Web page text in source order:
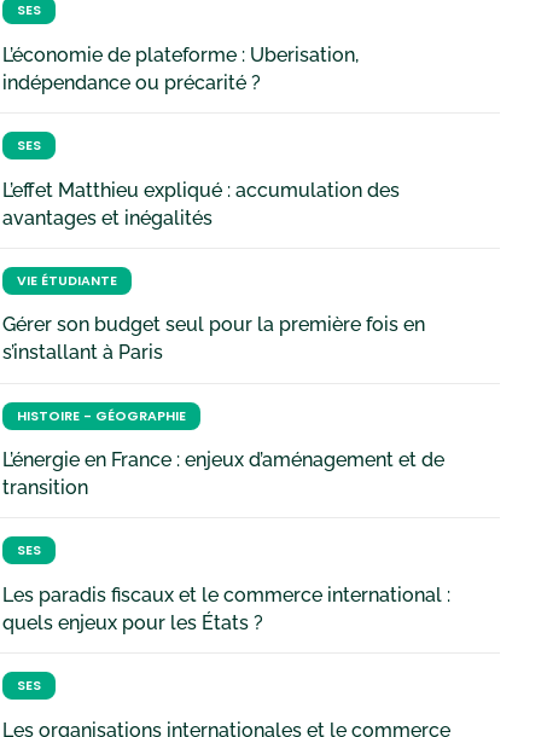
SES
L’économie de plateforme : Uberisation,
indépendance ou précarité ?
SES
L’effet Matthieu expliqué : accumulation des
avantages et inégalités
VIE ÉTUDIANTE
Gérer son budget seul pour la première fois en
s’installant à Paris
HISTOIRE - GÉOGRAPHIE
L’énergie en France : enjeux d’aménagement et de
transition
SES
Les paradis fiscaux et le commerce international :
quels enjeux pour les États ?
SES
Les organisations internationales et le commerce